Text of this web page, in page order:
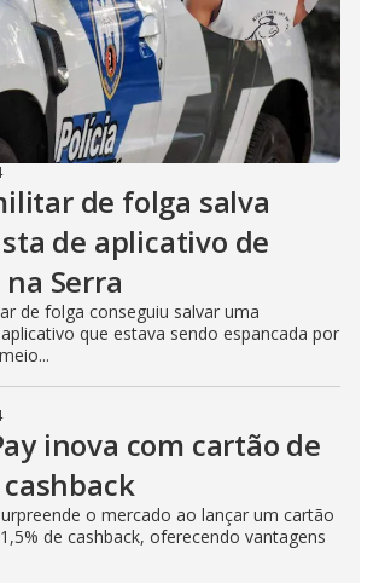
de folga salva
de aplicativo de
Serra
de folga conseguiu salvar uma
que estava sendo espancada por
inova com cartão de
o mercado ao lançar um cartão
de cashback, oferecendo vantagens